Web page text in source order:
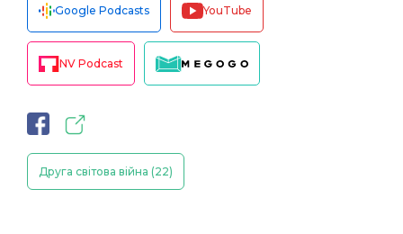
Google Podcasts YouTube
NV Podcast
Друга світова війна (22)